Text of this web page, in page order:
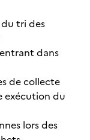
tri des
dans
de collecte
exécution du
lors des